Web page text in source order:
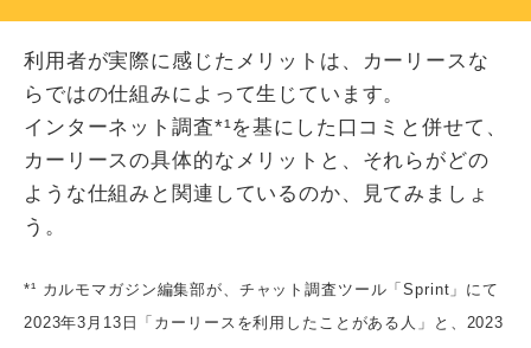
利用者が実際に感じたメリットは、カーリースな
らではの仕組みによって生じています。
インターネット調査*¹を基にした口コミと併せて、
カーリースの具体的なメリットと、それらがどの
ような仕組みと関連しているのか、見てみましょ
う。
*¹ カルモマガジン編集部が、チャット調査ツール「Sprint」にて
2023年3月13日「カーリースを利用したことがある人」と、2023